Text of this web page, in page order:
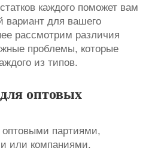
каждого поможет вам
вариант для вашего
рассмотрим различия
проблемы, которые
из типов.
оптовых
оптовыми партиями,
или компаниями,